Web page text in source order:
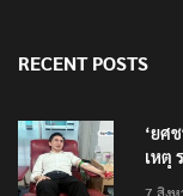
RECENT POSTS
‘ยศ
เหตุ